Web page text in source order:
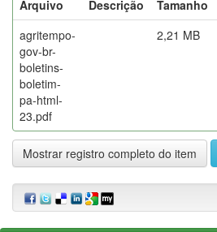
Arquivo
Descrição Tamanho
agritempo-
gov-br-
boletins-
boletim-
pa-html-
23.pdf
2,21 MB
Mostrar registro completo do item